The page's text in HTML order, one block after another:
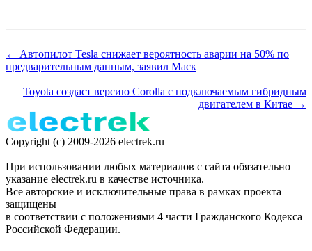
← Автопилот Tesla снижает вероятность аварии на 50% по
предварительным данным, заявил Маск
Toyota создаст версию Corolla с подключаемым гибридным
двигателем в Китае →
Copyright (c) 2009-2026 electrek.ru
При использовании любых материалов с сайта обязательно
указание electrek.ru в качестве источника.
Все авторские и исключительные права в рамках проекта
защищены
в соответствии с положениями 4 части Гражданского Кодекса
Российской Федерации.